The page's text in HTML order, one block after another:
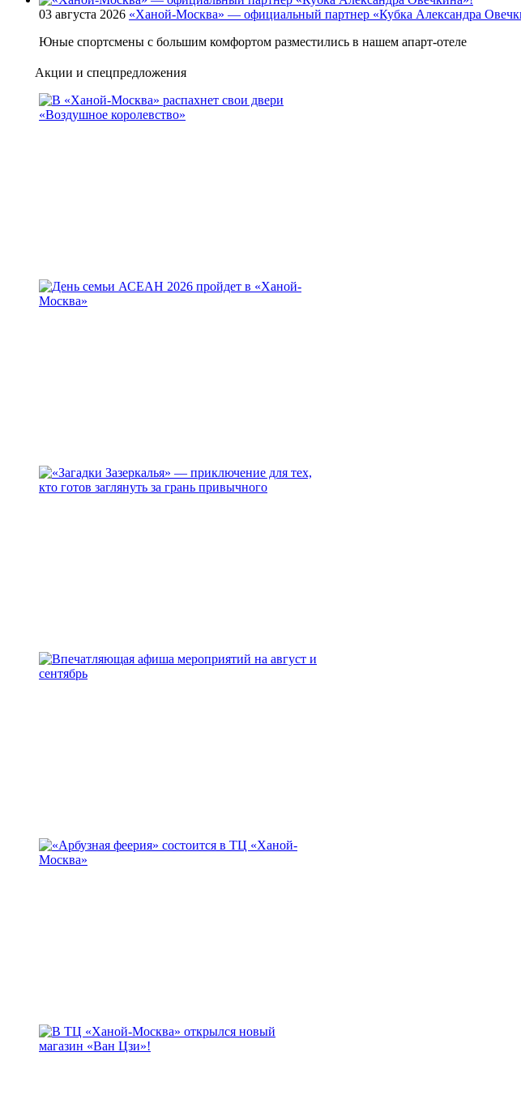
03 августа 2026 «Ханой-Москва» — официальный партнер «Кубка Александра
Юные спортсмены с большим комфортом разместились в нашем апарт-отеле
Акции и спецпредложения